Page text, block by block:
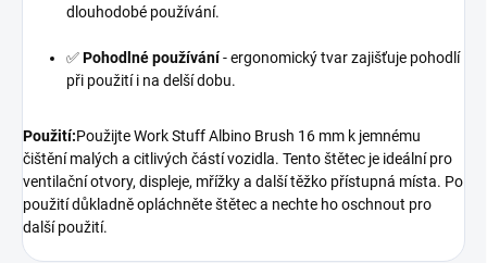
dlouhodobé používání.
✅Pohodlné používání- ergonomický tvar zajišťuje pohodlí
při použití i na delší dobu.
Použití:Použijte Work Stuff Albino Brush 16 mm k jemnému
čištění malých a citlivých částí vozidla. Tento štětec je ideální pro
ventilační otvory, displeje, mřížky a další těžko přístupná místa. Po
použití důkladně opláchněte štětec a nechte ho oschnout pro
další použití.